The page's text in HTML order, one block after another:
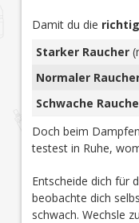
Damit du die
Starker Raucher
Normaler
Schwache
Doch beim
testest in Ruhe,
Entscheide dich für
beobachte dich
schwach. Wechsle